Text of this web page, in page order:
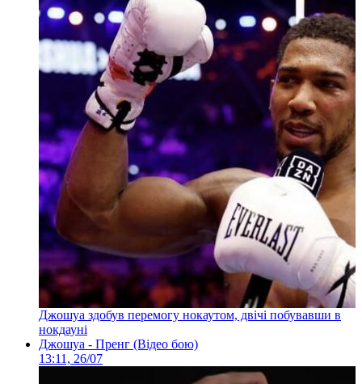
Джошуа здобув перемогу нокаутом, двічі побувавши в
нокдауні
Джошуа - Пренг (Відео бою)
13:11, 26/07